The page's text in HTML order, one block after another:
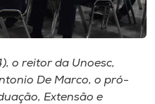
o reitor da Unoesc,
De Marco, o pró-
Extensão e